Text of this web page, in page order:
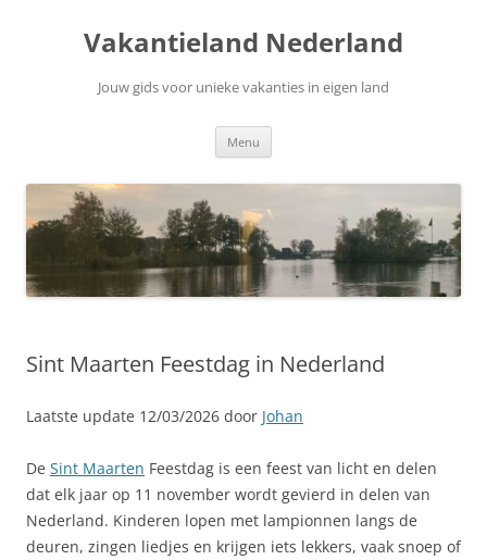
Vakantieland Nederland
Jouw gids voor unieke vakanties in eigen land
Menu
Sint Maarten Feestdag in Nederland
Laatste update 12/03/2026 door Johan
De Sint Maarten Feestdag is een feest van licht en delen
dat elk jaar op 11 november wordt gevierd in delen van
Nederland. Kinderen lopen met lampionnen langs de
deuren, zingen liedjes en krijgen iets lekkers, vaak snoep of